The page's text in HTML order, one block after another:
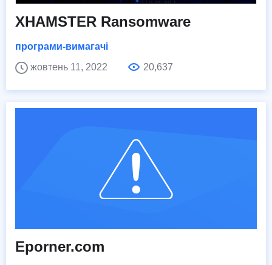
XHAMSTER Ransomware
програми-вимагачі
жовтень 11, 2022
20,637
Eporner.com